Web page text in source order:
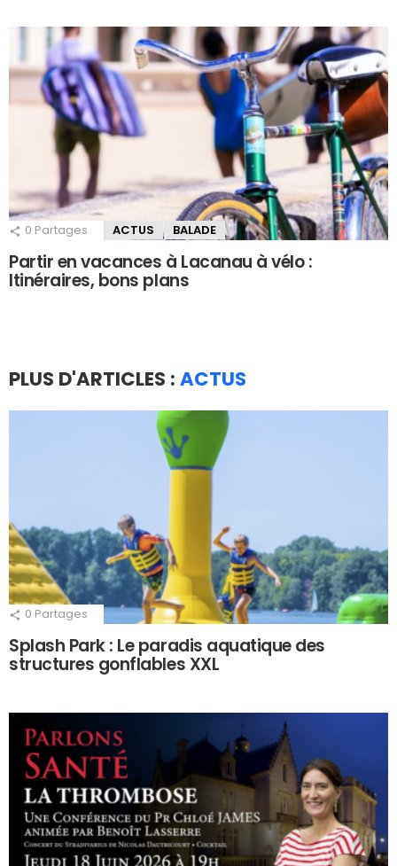
0 Partages ACTUS BALADE
Partir en vacances à Lacanau à vélo :
Itinéraires, bons plans
PLUS D'ARTICLES : ACTUS
0 Partages
Splash Park : Le paradis aquatique des
structures gonflables XXL